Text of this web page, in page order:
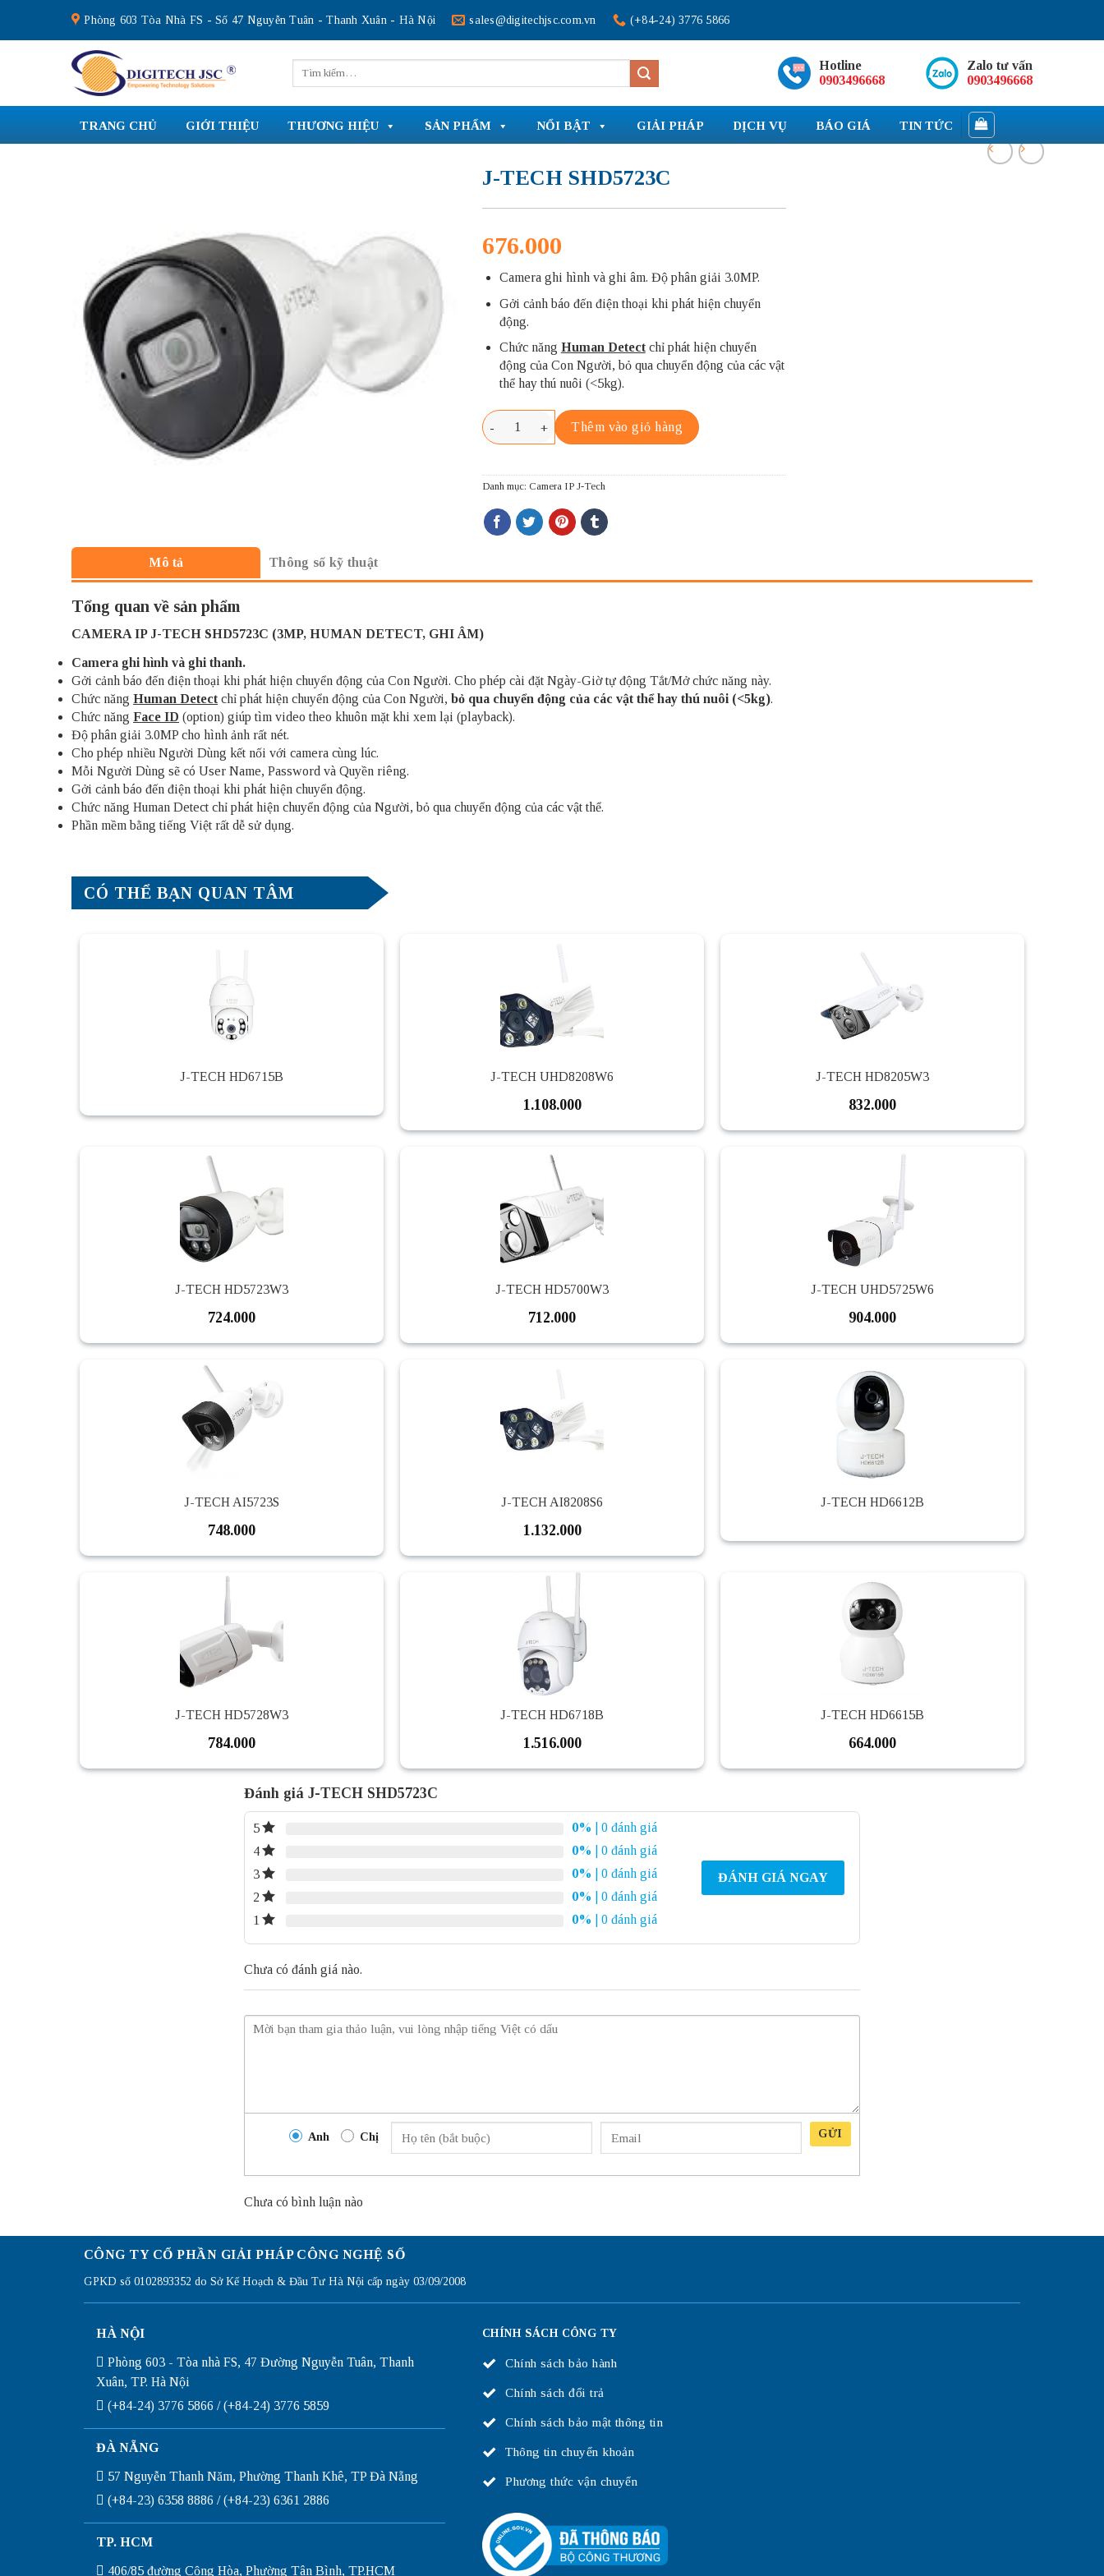
content
Phòng 603 Tòa Nhà FS - Số 47 Nguyễn Tuân - Thanh Xuân - Hà Nội sales@digitechjsc.com.vn (+84-24) 3776 5866
kiếm:
Hotline
0903496668
Zalo tư vấn
0903496668
TRANG CHỦ GIỚI THIỆU THƯƠNG HIỆU SẢN PHẨM NỔI BẬT GIẢI PHÁP DỊCH VỤ BÁO GIÁ TIN TỨC
J-TECH SHD5723C
676.000
Camera ghi hình và ghi âm. Độ phân giải 3.0MP.
Gởi cảnh báo đến điện thoại khi phát hiện chuyển
động.
Chức năng Human Detect chỉ phát hiện chuyển
động của Con Người, bỏ qua chuyển động của các vật
thể hay thú nuôi (<5kg).
J-TECH SHD5723C số lượng
Thêm vào giỏ hàng
Danh mục: Camera IP J-Tech
Mô tả Thông số kỹ thuật
Tổng quan về sản phẩm
CAMERA IP J-TECH SHD5723C (3MP, HUMAN DETECT, GHI ÂM)
Camera ghi hình và ghi thanh.
Gởi cảnh báo đến điện thoại khi phát hiện chuyển động của Con Người. Cho phép cài đặt Ngày-Giờ tự động Tắt/Mở chức năng này.
Chức năng Human Detect chỉ phát hiện chuyển động của Con Người, bỏ qua chuyển động của các vật thể hay thú nuôi (<5kg).
Chức năng Face ID (option) giúp tìm video theo khuôn mặt khi xem lại (playback).
Độ phân giải 3.0MP cho hình ảnh rất nét.
Cho phép nhiều Người Dùng kết nối với camera cùng lúc.
Mỗi Người Dùng sẽ có User Name, Password và Quyền riêng.
Gởi cảnh báo đến điện thoại khi phát hiện chuyển động.
Chức năng Human Detect chỉ phát hiện chuyển động của Người, bỏ qua chuyển động của các vật thể.
Phần mềm bằng tiếng Việt rất dễ sử dụng.
CÓ THỂ BẠN QUAN TÂM
J-TECH HD6715B J-TECH UHD8208W6
1.108.000
J-TECH HD8205W3
832.000
J-TECH HD5723W3
724.000
J-TECH HD5700W3
712.000
J-TECH UHD5725W6
904.000
J-TECH AI5723S
748.000
J-TECH AI8208S6
1.132.000
J-TECH HD6612B
J-TECH HD5728W3
784.000
J-TECH HD6718B
1.516.000
J-TECH HD6615B
664.000
Đánh giá J-TECH SHD5723C
5 0%
| 0 đánh giá
4
0%
| 0 đánh giá
3
0%
| 0 đánh giá
2
0%
| 0 đánh giá
1
0% | 0 đánh giá
ĐÁNH GIÁ NGAY
Chưa có đánh giá nào.
Anh Chị GỬI
Chưa có bình luận nào
CÔNG TY CỔ PHẦN GIẢI PHÁP CÔNG NGHỆ SỐ
GPKD số 0102893352 do Sở Kế Hoạch & Đầu Tư Hà Nội cấp ngày 03/09/2008
HÀ NỘI
Phòng 603 - Tòa nhà FS, 47 Đường Nguyễn Tuân, Thanh
Xuân, TP. Hà Nội
(+84-24) 3776 5866 / (+84-24) 3776 5859
ĐÀ NẴNG
57 Nguyễn Thanh Năm, Phường Thanh Khê, TP Đà Nẵng
(+84-23) 6358 8886 / (+84-23) 6361 2886
TP. HCM
406/85 đường Cộng Hòa, Phường Tân Bình, TP.HCM
CHÍNH SÁCH CÔNG TY
Chính sách bảo hành
Chính sách đổi trả
Chính sách bảo mật thông tin
Thông tin chuyển khoản
Phương thức vận chuyển